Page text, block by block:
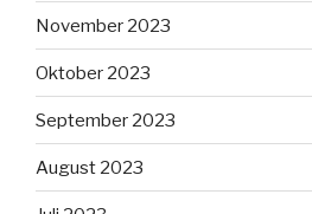
November 2023
Oktober 2023
September 2023
August 2023